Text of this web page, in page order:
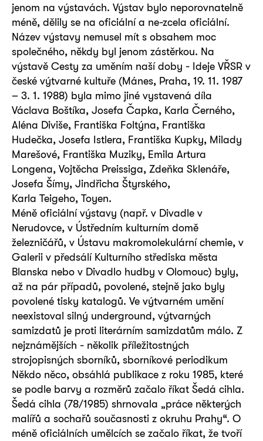
jenom na výstavách. Výstav bylo neporovnatelně
méně, dělily se na oficiální a ne-zcela oficiální.
Název výstavy nemusel mít s obsahem moc
společného, někdy byl jenom zástěrkou. Na
výstavě Cesty za uměním naší doby - Ideje VŘSR v
české výtvarné kultuře (Mánes, Praha, 19. 11. 1987
– 3. 1. 1988) byla mimo jiné vystavená díla
Václava Boštíka, Josefa Čapka, Karla Černého,
Aléna Diviše, Františka Foltýna, Františka
Hudečka, Josefa Istlera, Františka Kupky, Milady
Marešové, Františka Muziky, Emila Artura
Longena, Vojtěcha Preissiga, Zdeňka Sklenáře,
Josefa Šímy, Jindřicha Štyrského,
Karla Teigeho, Toyen.
Méně oficiální výstavy (např. v Divadle v
Nerudovce, v Ústředním kulturním domě
železničářů, v Ústavu makromolekulární chemie, v
Galerii v předsálí Kulturního střediska města
Blanska nebo v Divadlo hudby v Olomouc) byly,
až na pár případů, povolené, stejně jako byly
povolené tisky katalogů. Ve výtvarném umění
neexistoval silný underground, výtvarných
samizdatů je proti literárním samizdatům málo. Z
nejznámějších - několik příležitostných
strojopisných sborníků, sborníkové periodikum
Někdo něco, obsáhlá publikace z roku 1985, které
se podle barvy a rozměrů začalo říkat Šedá cihla.
Šedá cihla (78/1985) shrnovala „práce některých
malířů a sochařů současnosti z okruhu Prahy“. O
méně oficiálních umělcích se začalo říkat, že tvoří